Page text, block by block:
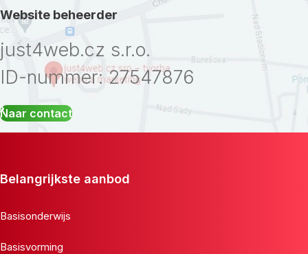
Website beheerder
just4web.cz s.r.o.
ID-nummer: 27547876
Naar contact
Belangrijkste aanbod
Basisonderwijs
Basisvorming